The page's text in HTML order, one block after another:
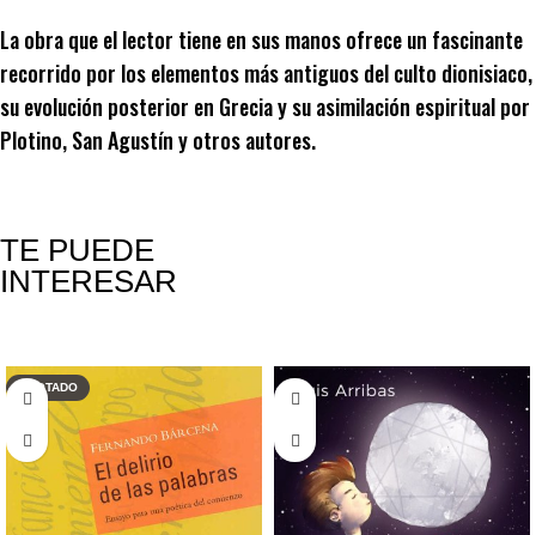
La obra que el lector tiene en sus manos ofrece un fascinante
recorrido por los elementos más antiguos del culto dionisiaco,
su evolución posterior en Grecia y su asimilación espiritual por
Plotino, San Agustín y otros autores.
TE PUEDE
INTERESAR
AGOTADO